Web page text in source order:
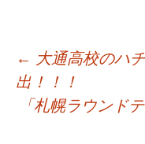
投
稿
← 大通高校のハ
出！！！
「札幌ラウンド